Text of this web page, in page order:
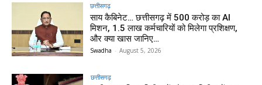
छत्तीसगढ़
साय कैबिनेट… छत्तीसगढ़ में 500 करोड़ का AI
मिशन, 1.5 लाख कर्मचारियों को मिलेगा प्रशिक्षण,
और क्या खास जानिए…
Swadha - August 5, 2026
छत्तीसगढ़